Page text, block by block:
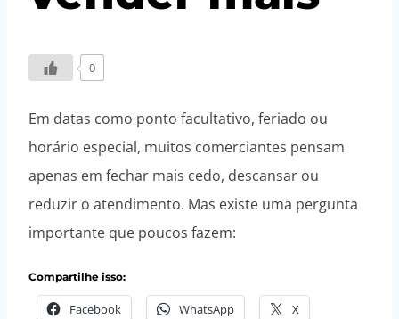
S@coDigit@lAdministrador
0
Em datas como ponto facultativo, feriado ou
horário especial, muitos comerciantes pensam
apenas em fechar mais cedo, descansar ou
reduzir o atendimento. Mas existe uma pergunta
importante que poucos fazem:
Compartilhe isso:
Facebook WhatsApp X